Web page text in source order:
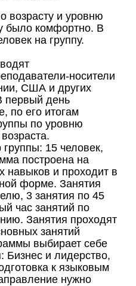
возрасту и уровню
было комфортно. В
на группу.
носители
США и других
первый день
по его итогам
по уровню
15 человек,
построена на
навыков и проходит в
форме. Занятия
3 занятия по 45
час занятий по
Занятия проходят
занятий
выбирает себе
Бизнес и лидерство,
к языковым
нужно